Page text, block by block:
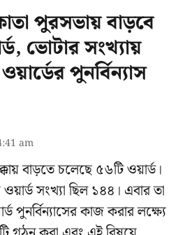
পুরসভায় বাড়বে
ভোটার সংখ্যায়
পুনর্বিন্যাস
am
বাড়তে চলেছে ৫৬টি ওয়ার্ড।
সংখ্যা ছিল ১৪৪। এবার তা
পুনর্বিন্যাসের কাজ করার লক্ষ্যে